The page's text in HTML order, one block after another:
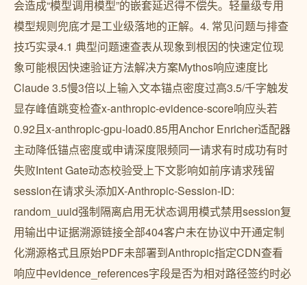
会造成“模型调用模型”的嵌套延迟得不偿失。轻量级专用
模型规则兜底才是工业级落地的正解。4. 常见问题与排查
技巧实录4.1 典型问题速查表从现象到根因的快速定位现
象可能根因快速验证方法解决方案Mythos响应速度比
Claude 3.5慢3倍以上输入文本锚点密度过高3.5/千字触发
显存峰值跳变检查x-anthropic-evidence-score响应头若
0.92且x-anthropic-gpu-load0.85用Anchor Enricher适配器
主动降低锚点密度或申请深度限频同一请求有时成功有时
失败Intent Gate动态校验受上下文影响如前序请求残留
session在请求头添加X-Anthropic-Session-ID:
random_uuid强制隔离启用无状态调用模式禁用session复
用输出中证据溯源链接全部404客户未在协议中开通定制
化溯源格式且原始PDF未部署到Anthropic指定CDN查看
响应中evidence_references字段是否为相对路径签约时必